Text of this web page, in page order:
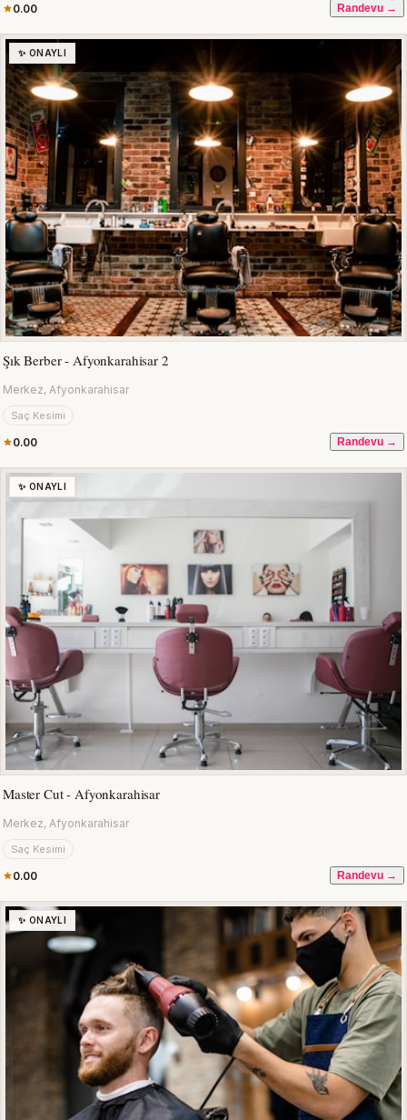
0.00 Randevu →
✨ ONAYLI
Şık Berber - Afyonkarahisar 2
Merkez, Afyonkarahisar
Saç Kesimi
0.00 Randevu →
✨ ONAYLI
Master Cut - Afyonkarahisar
Merkez, Afyonkarahisar
Saç Kesimi
0.00 Randevu →
✨ ONAYLI